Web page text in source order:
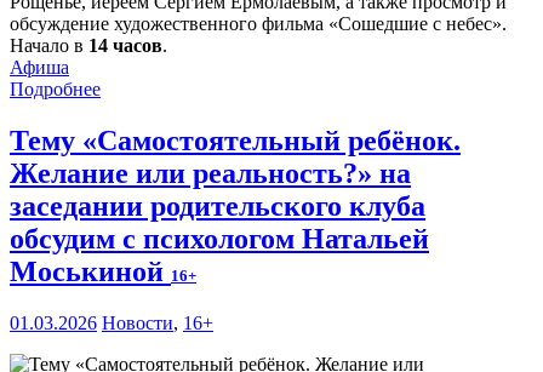
обсуждение художественного фильма «Сошедшие с небес».
Начало в 14 часов.
Афиша
Подробнее
Тему «Самостоятельный ребёнок.
Желание или реальность?» на
заседании родительского клуба
обсудим с психологом Натальей
Моськиной 16+
01.03.2026 Новости, 16+